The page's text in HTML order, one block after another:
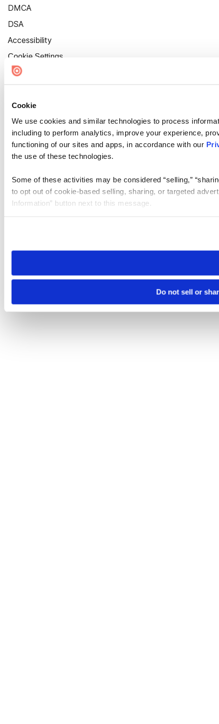
Cookie
We use cookies and similar technologies to process
including to perform analytics, improve your experience,
functioning of our sites and apps, in accordance with our
the use of these technologies.
Some of these activities may be considered “selling,”
to opt out of cookie-based selling, sharing, or targeted
Information” button next to this message.
need to be set again.
Do not sell or
DMCA
DSA
Accessibility
Cookie Settings